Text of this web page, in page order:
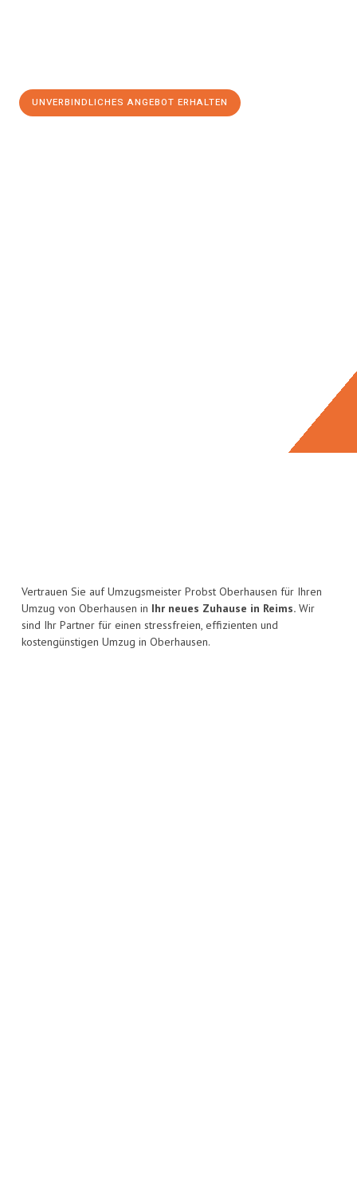
UNVERBINDLICHES ANGEBOT ERHALTEN
Vertrauen Sie auf Umzugsmeister Probst Oberhausen für Ihren
Umzug von Oberhausen in Ihr neues Zuhause in Reims. Wir
sind Ihr Partner für einen stressfreien, effizienten und
kostengünstigen Umzug in Oberhausen.